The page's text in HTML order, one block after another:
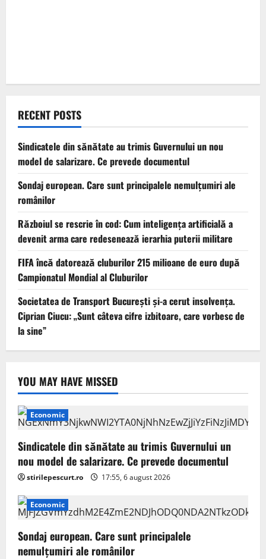
RECENT POSTS
Sindicatele din sănătate au trimis Guvernului un nou
model de salarizare. Ce prevede documentul
Sondaj european. Care sunt principalele nemulțumiri ale
românilor
Războiul se rescrie în cod: Cum inteligența artificială a
devenit arma care redesenează ierarhia puterii militare
FIFA încă datorează cluburilor 215 milioane de euro după
Campionatul Mondial al Cluburilor
Societatea de Transport București și-a cerut insolvența.
Ciprian Ciucu: „Sunt câteva cifre izbitoare, care vorbesc de
la sine”
YOU MAY HAVE MISSED
Economic
Sindicatele din sănătate au trimis Guvernului un
nou model de salarizare. Ce prevede documentul
stirilepescurt.ro 17:55, 6 august 2026
Economic
Sondaj european. Care sunt principalele
nemulțumiri ale românilor